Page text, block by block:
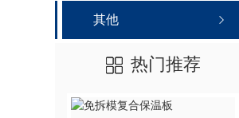
其他
热门推荐